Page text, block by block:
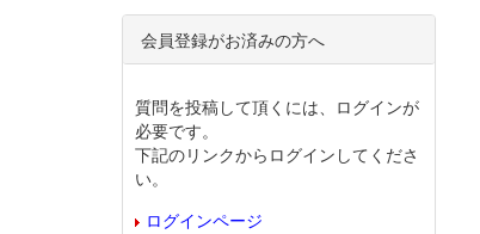
会員登録がお済みの方へ
質問を投稿して頂くには、ログインが
必要です。
下記のリンクからログインしてくださ
い。
ログインページ